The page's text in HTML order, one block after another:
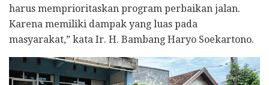
harus memprioritaskan program perbaikan jalan.
Karena memiliki dampak yang luas pada
masyarakat,” kata Ir. H. Bambang Haryo Soekartono.